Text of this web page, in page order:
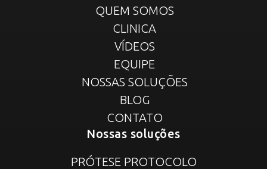
QUEM SOMOS
CLINICA
VÍDEOS
EQUIPE
NOSSAS SOLUÇÕES
BLOG
CONTATO
Nossas soluções
PRÓTESE PROTOCOLO